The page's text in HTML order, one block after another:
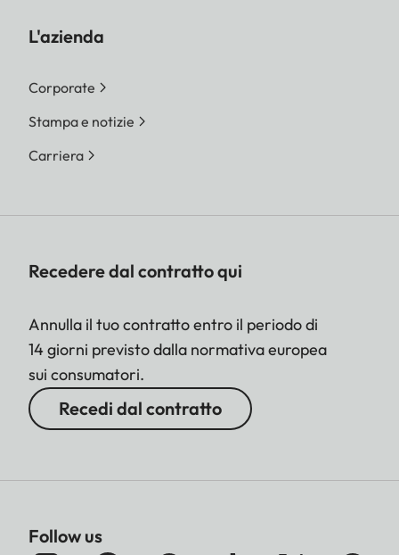
L'azienda
Corporate
Stampa e notizie
Carriera
Recedere dal contratto qui
Annulla il tuo contratto entro il periodo di
14 giorni previsto dalla normativa europea
sui consumatori.
Recedi dal contratto
Follow us